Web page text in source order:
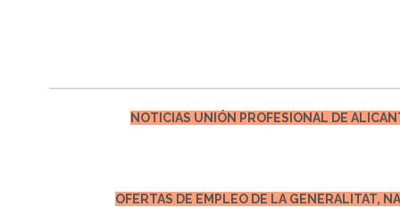
NOTICIAS UNIÓN PROFESIONAL DE
OFERTAS DE EMPLEO DE LA GENERALITAT,